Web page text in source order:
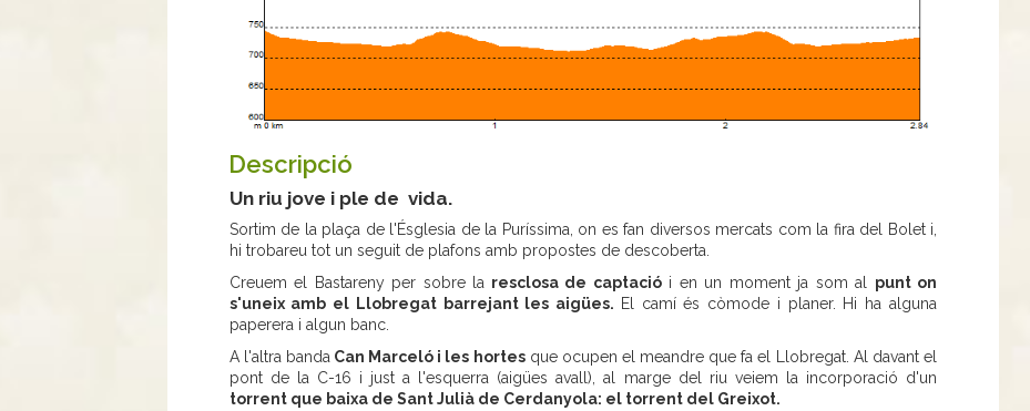
Descripció
Un riu jove i ple de vida.
Sortim de la plaça de l'Ésglesia de la Puríssima, on es fan diversos mercats com la fira del Bolet i,
hi trobareu tot un seguit de plafons amb propostes de descoberta.
Creuem el Bastareny per sobre la resclosa de captaciói en un moment ja som al punt on
s'uneix amb el Llobregat barrejant les aigües. El camí és còmode i planer. Hi ha alguna
paperera i algun banc.
A l'altra banda Can Marceló i les hortesque ocupen el meandre que fa el Llobregat. Al davant el
pont de la C-16 i just a l'esquerra (aigües avall), al marge del riu veiem la incorporació d'un
torrent que baixa de Sant Julià de Cerdanyola: el torrent del Greixot.